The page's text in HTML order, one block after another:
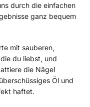
durch die einfachen
ganz bequem
mit sauberen,
du liebst, und
die Nägel
Öl und
haftet.